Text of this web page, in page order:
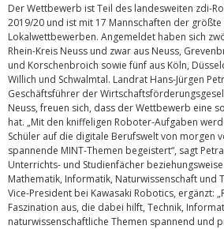
Der Wettbewerb ist Teil des landesweiten zdi-
2019/20 und ist mit 17 Mannschaften der größte
Lokalwettbewerben. Angemeldet haben sich
Rhein-Kreis Neuss und zwar aus Neuss,
und Korschenbroich sowie fünf aus Köln,
Willich und Schwalmtal. Landrat Hans-Jürgen
Geschäftsführer der
Neuss, freuen sich, dass der Wettbewerb eine
hat. „Mit den kniffeligen Roboter-Aufgaben
Schüler auf die digitale Berufswelt von morgen
spannende MINT-Themen begeistert“, sagt
Unterrichts- und Studienfächer
Mathematik, Informatik, Naturwissenschaft und
Vice-President bei Kawasaki Robotics, ergänzt:
Faszination aus, die dabei hilft, Technik,
naturwissenschaftliche Themen spannend und